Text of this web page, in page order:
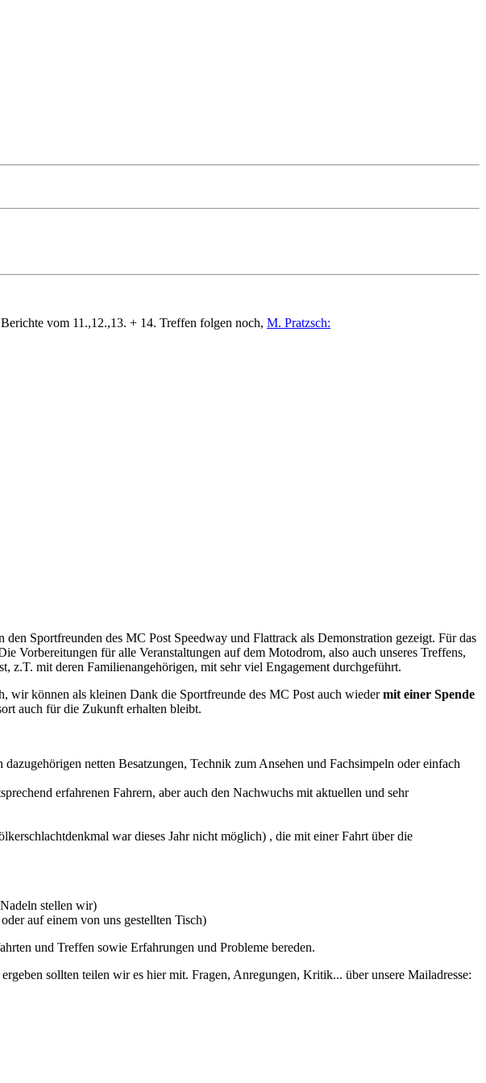
vom 11.,12.,13. + 14. Treffen folgen noch, M. Pratzsch:
Sportfreunden des MC Post Speedway und Flattrack als Demonstration gezeigt. Für das
Vorbereitungen für alle Veranstaltungen auf dem Motodrom, also auch unseres Treffens,
z.T. mit deren Familienangehörigen, mit sehr viel Engagement durchgeführt.
wir können als kleinen Dank die Sportfreunde des MC Post auch wiedermit einer Spende
auch für die Zukunft erhalten bleibt.
netten Besatzungen, Technik zum Ansehen und Fachsimpeln oder einfach
erfahrenen Fahrern, aber auch den Nachwuchs mit aktuellen und sehr
war dieses Jahr nicht möglich) , die mit einer Fahrt über die
stellen wir)
auf einem von uns gestellten Tisch)
und Treffen sowie Erfahrungen und Probleme bereden.
sollten teilen wir es hier mit. Fragen, Anregungen, Kritik... über unsere Mailadresse: